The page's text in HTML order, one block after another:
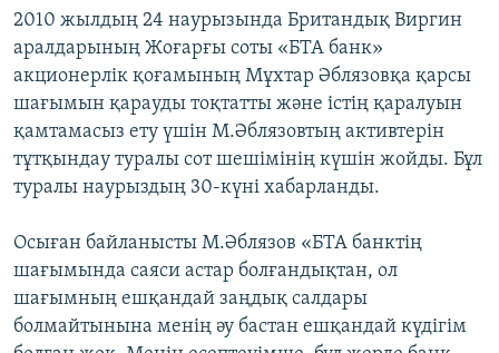
Skip
to
Search
ӘЛЕУМЕТ
ӘЛЕМ
АРНАЙЫ ЖОБАЛАР
Русский
Басқа тілдерде
2010 жылдың 24 наурызында Британдық Виргин
аралдарының Жоғарғы соты «БТА банк»
акционерлік қоғамының Мұхтар Әблязовқа қарсы
шағымын қарауды тоқтатты және істің қаралуын
қамтамасыз ету үшін М.Әблязовтың активтерін
тұтқындау туралы сот шешімінің күшін жойды. Бұл
туралы наурыздың 30-күні хабарланды.
Осыған байланысты М.Әблязов «БТА банктің
шағымында саяси астар болғандықтан, ол
шағымның ешқандай заңдық салдары
болмайтынына менің әу бастан ешқандай күдігім